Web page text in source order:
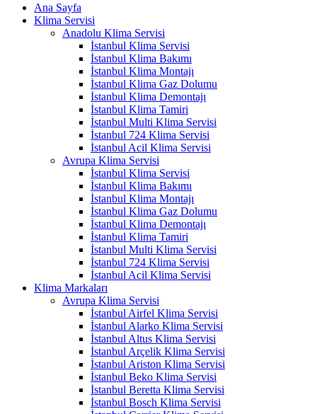
Ana Sayfa
Klima Servisi
Anadolu Klima Servisi
İstanbul Klima Servisi
İstanbul Klima Bakımı
İstanbul Klima Montajı
İstanbul Klima Gaz Dolumu
İstanbul Klima Demontajı
İstanbul Klima Tamiri
İstanbul Multi Klima Servisi
İstanbul 724 Klima Servisi
İstanbul Acil Klima Servisi
Avrupa Klima Servisi
İstanbul Klima Servisi
İstanbul Klima Bakımı
İstanbul Klima Montajı
İstanbul Klima Gaz Dolumu
İstanbul Klima Demontajı
İstanbul Klima Tamiri
İstanbul Multi Klima Servisi
İstanbul 724 Klima Servisi
İstanbul Acil Klima Servisi
Klima Markaları
Avrupa Klima Servisi
İstanbul Airfel Klima Servisi
İstanbul Alarko Klima Servisi
İstanbul Altus Klima Servisi
İstanbul Arçelik Klima Servisi
İstanbul Ariston Klima Servisi
İstanbul Beko Klima Servisi
İstanbul Beretta Klima Servisi
İstanbul Bosch Klima Servisi